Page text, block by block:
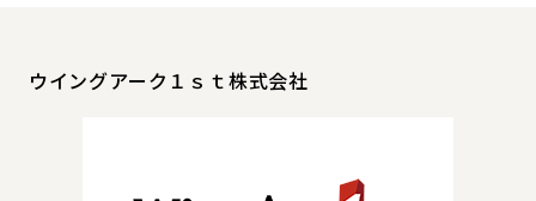
ウイングアーク１ｓｔ株式会社